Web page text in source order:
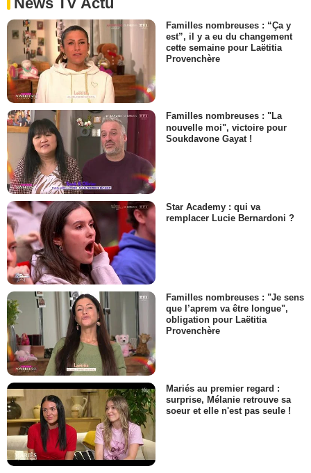
Familles nombreuses : “Ça y
est”, il y a eu du changement
cette semaine pour Laëtitia
Provenchère
Familles nombreuses : "La
nouvelle moi", victoire pour
Soukdavone Gayat !
Star Academy : qui va
remplacer Lucie Bernardoni ?
Familles nombreuses : "Je sens
que l’aprem va être longue",
obligation pour Laëtitia
Provenchère
Mariés au premier regard :
surprise, Mélanie retrouve sa
soeur et elle n'est pas seule !